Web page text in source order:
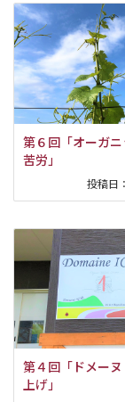
第６回「オーガ
苦労」
投稿日：
第４回「ドメー
上げ」